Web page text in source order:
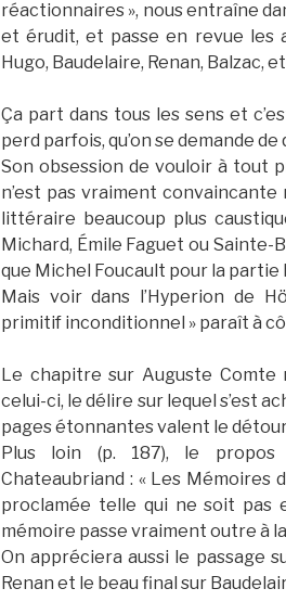
réactionnaires », nous entraîne
et érudit, et passe en revue les
Hugo, Baudelaire, Renan, Balzac,
Ça part dans tous les sens et
perd parfois, qu’on se demande de
Son obsession de vouloir à tout
n’est pas vraiment convaincante
littéraire beaucoup plus
Michard, Émile Faguet ou
que Michel Foucault pour la
Mais voir dans l’Hyperion de
primitif inconditionnel » paraît à
Le chapitre sur Auguste
celui-ci, le délire sur lequel s’est
pages étonnantes valent le
Plus loin (p. 187), le
Chateaubriand : « Les Mémoires
proclamée telle qui ne soit pas
mémoire passe vraiment outre à
On appréciera aussi le passage
Renan et le beau final sur